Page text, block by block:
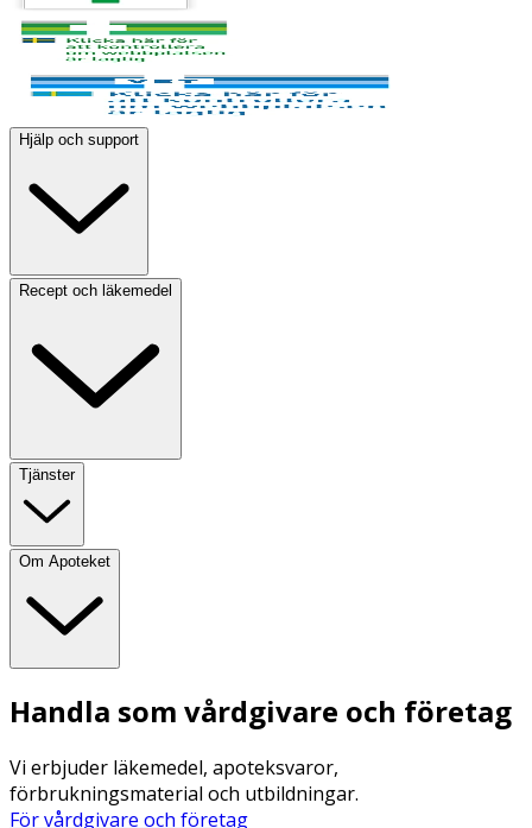
Hjälp och support
Recept och läkemedel
Tjänster
Om Apoteket
Handla som vårdgivare och företag
Vi erbjuder läkemedel, apoteksvaror,
förbrukningsmaterial och utbildningar.
För vårdgivare och företag